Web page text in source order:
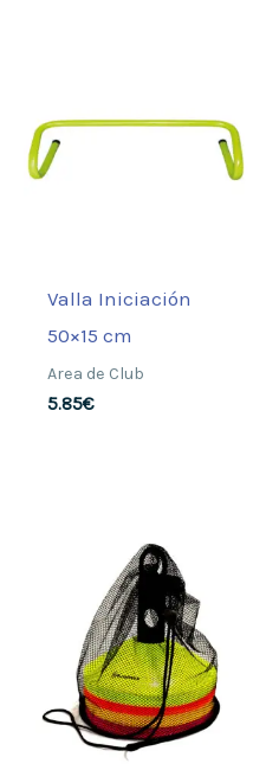
Valla Iniciación
50×15 cm
Area de Club
5.85€